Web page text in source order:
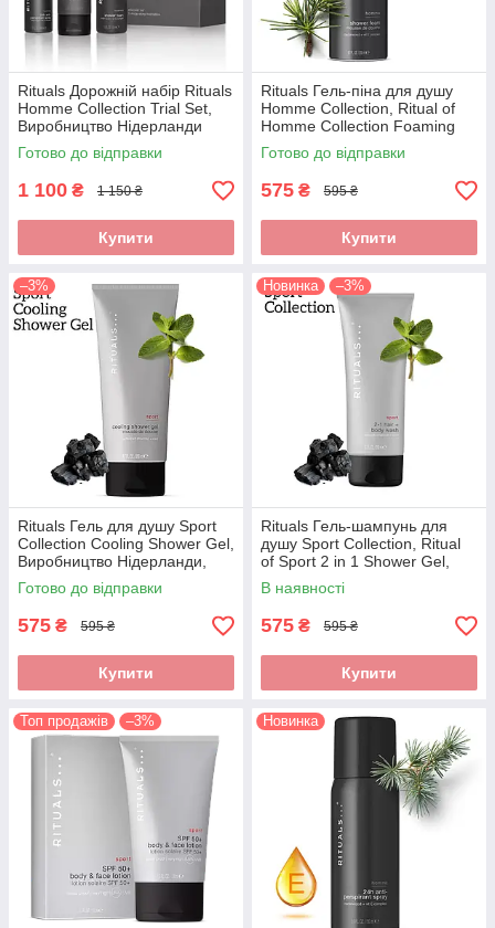
Rituals Дорожній набір Rituals
Homme Collection Trial Set,
Виробництво Нідерланди
Готово до відправки
1 100 ₴ 1 150 ₴
Купити
Rituals Гель-піна для душу
Homme Collection, Ritual of
Homme Collection Foaming
Shower Gel, Нідерланди,
Об'єм: 200 мл
Готово до відправки
575 ₴ 595 ₴
Купити
–3%
Rituals Гель для душу Sport
Collection Cooling Shower Gel,
Виробництво Нідерланди,
Об'єм: 200 мл
Готово до відправки
575 ₴ 595 ₴
Купити
Новинка –3%
Rituals Гель-шампунь для
душу Sport Collection, Ritual
of Sport 2 in 1 Shower Gel,
Нідерланди, Об'єм: 200 мл
В наявності
575 ₴ 595 ₴
Купити
Топ продажів –3% Новинка